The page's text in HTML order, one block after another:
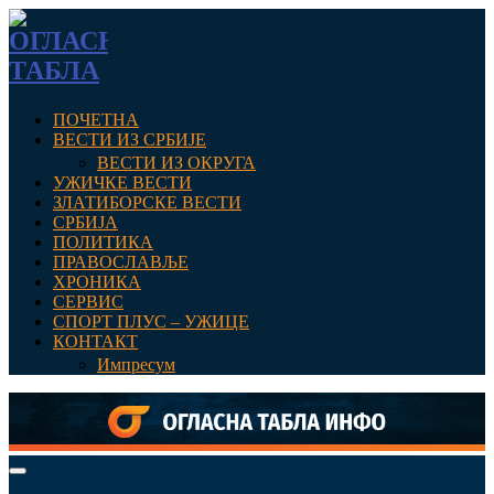
ПОЧЕТНА
ВЕСТИ ИЗ СРБИЈЕ
ВЕСТИ ИЗ ОКРУГА
УЖИЧКЕ ВЕСТИ
ЗЛАТИБОРСКЕ ВЕСТИ
СРБИЈА
ПОЛИТИКА
ПРАВОСЛАВЉЕ
ХРОНИКА
СЕРВИС
СПОРТ ПЛУС – УЖИЦЕ
КОНТАКТ
Импресум
Primary